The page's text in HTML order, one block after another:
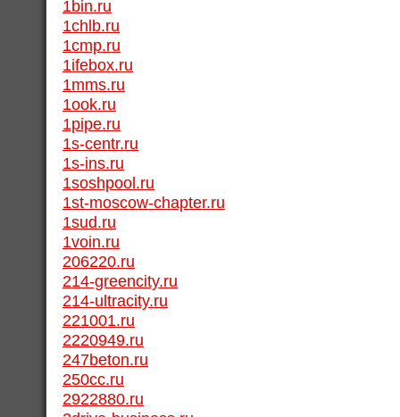
1bin.ru
1chlb.ru
1cmp.ru
1ifebox.ru
1mms.ru
1ook.ru
1pipe.ru
1s-centr.ru
1s-ins.ru
1soshpool.ru
1st-moscow-chapter.ru
1sud.ru
1voin.ru
206220.ru
214-greencity.ru
214-ultracity.ru
221001.ru
2220949.ru
247beton.ru
250cc.ru
2922880.ru